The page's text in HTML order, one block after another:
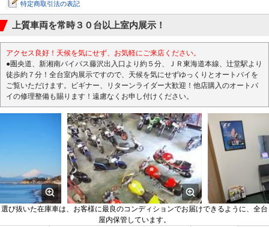
特定商取引法の表記
上質車両を常時３０台以上室内展示！
アクセス良好！天候を気にせず、お気軽にご来店ください。
●圏央道、新湘南バイパス藤沢出入口より約５分、ＪＲ東海道本線、辻堂駅より
徒歩約７分！全台室内展示ですので、天候を気にせずゆっくりとオートバイを
ご覧いただけます。ビギナー、リターンライダー大歓迎！他店購入のオートバ
イの修理整備も賜ります！遠慮なくお申し付けください。
選び抜いた在庫車は、お客様に最良のコンディションでお届けできるように、全台
屋内保管しています。